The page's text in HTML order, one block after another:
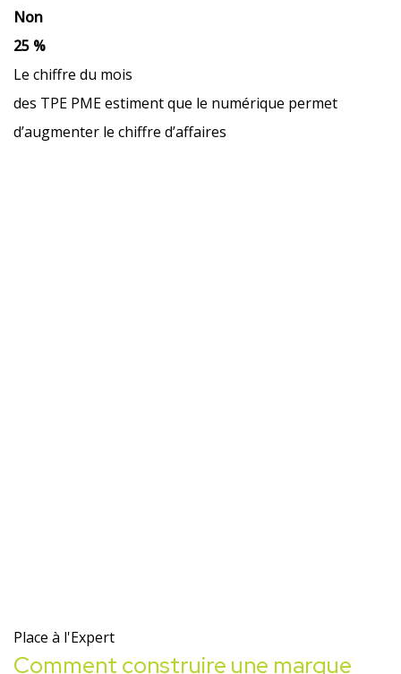
Non
25 %
Le chiffre du mois
des TPE PME estiment que le numérique permet
d’augmenter le chiffre d’affaires
Place à l'Expert
Comment construire une marque